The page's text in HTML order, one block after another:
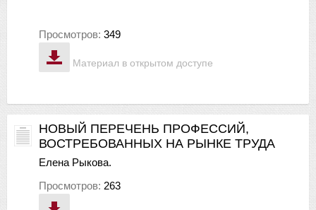
Материал в открытом доступе
Просмотров: 349
НОВЫЙ ПЕРЕЧЕНЬ ПРОФЕССИЙ,
ВОСТРЕБОВАННЫХ НА РЫНКЕ ТРУДА
Елена Рыкова.
Просмотров: 263